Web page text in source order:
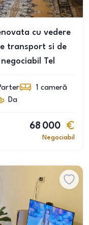
cu vedere
transport si de
Tel
1 cameră
Da
68 000
Negociabil